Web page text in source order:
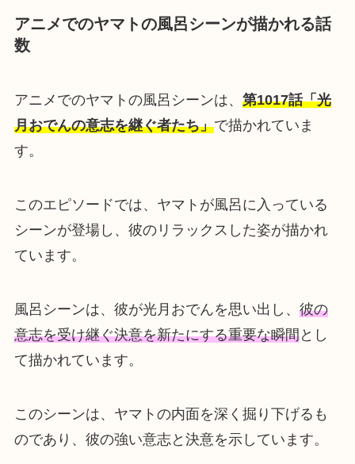
アニメでのヤマトの風呂シーンが描かれる話
数
アニメでのヤマトの風呂シーンは、 第1017話「光
月おでんの意志を継ぐ者たち」で描かれていま
す。
このエピソードでは、ヤマトが風呂に入っている
シーンが登場し、彼のリラックスした姿が描かれ
ています。
風呂シーンは、彼が光月おでんを思い出し、 彼の
意志を受け継ぐ決意を新たにする重要な瞬間とし
て描かれています。
このシーンは、ヤマトの内面を深く掘り下げるも
のであり、彼の強い意志と決意を示しています。